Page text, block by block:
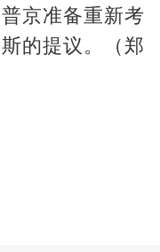
京准备重新考
的提议。（郑